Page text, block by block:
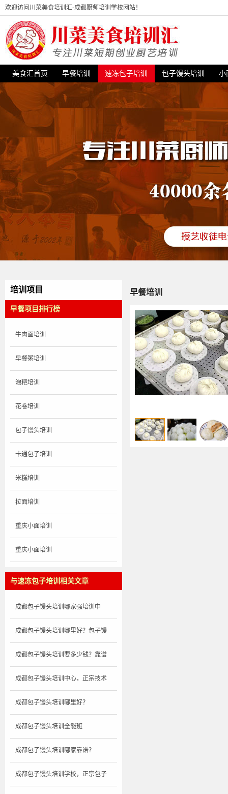
欢迎访问川菜美食培训汇-成都厨师培训学校网站！
美食汇首页 早餐培训 速冻包子培训 包子馒头培训 小
培训项目
早餐项目排行榜
牛肉面培训
早餐粥培训
泡粑培训
花卷培训
包子馒头培训
卡通包子培训
米糕培训
拉面培训
重庆小面培训
重庆小面培训
与速冻包子培训相关文章
成都包子馒头培训哪家强培训中
成都包子馒头培训哪里好？包子馒
成都包子馒头培训要多少钱？靠谱
成都包子馒头培训中心，正宗技术
成都包子馒头培训哪里好？
成都包子馒头培训全能班
成都包子馒头培训哪家靠谱？
成都包子馒头培训学校，正宗包子
早餐培训